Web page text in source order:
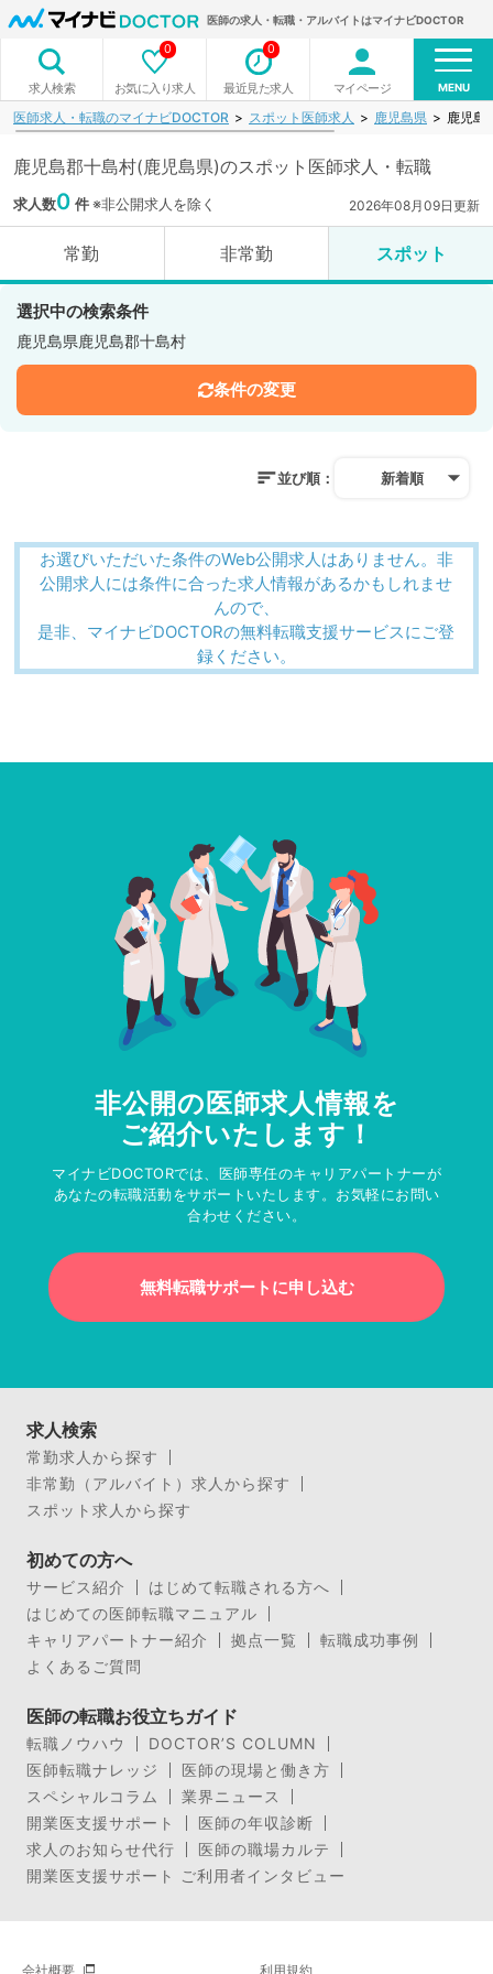
医師の求人・転職・アルバイトはマイナビDOCTOR
求人検索 お気に入り求人
0
最近見た求人
0
マイページ MENU
医師求人・転職のマイナビDOCTOR スポット医師求人 鹿児島県 鹿児島
鹿児島郡十島村(鹿児島県)のスポット医師求人・転職
求人数0 件※非公開求人を除く 2026年08月09日更新
常勤 非常勤 スポット
選択中の検索条件
鹿児島県鹿児島郡十島村
条件の変更
並び順： 新着順
お選びいただいた条件のWeb公開求人はありません。非
公開求人には条件に合った求人情報があるかもしれませ
んので、
是非、マイナビDOCTORの無料転職支援サービスにご登
録ください。
非公開の医師求人情報を
ご紹介いたします！
マイナビDOCTORでは、医師専任のキャリアパートナーが
あなたの転職活動をサポートいたします。お気軽にお問い
合わせください。
無料転職サポートに申し込む
求人検索
常勤求人から探す
非常勤（アルバイト）求人から探す
スポット求人から探す
初めての方へ
サービス紹介
はじめて転職される方へ
はじめての医師転職マニュアル
キャリアパートナー紹介
拠点一覧
転職成功事例
よくあるご質問
医師の転職お役立ちガイド
転職ノウハウ
DOCTOR’S COLUMN
医師転職ナレッジ
医師の現場と働き方
スペシャルコラム
業界ニュース
開業医支援サポート
医師の年収診断
求人のお知らせ代行
医師の職場カルテ
開業医支援サポート ご利用者インタビュー
会社概要 利用規約